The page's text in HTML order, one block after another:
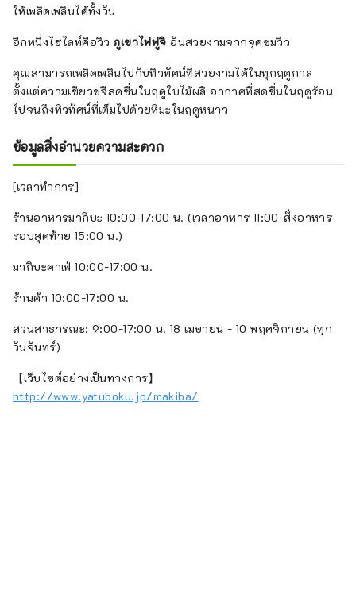
ให้เพลิดเพลินได้ทั้งวัน
อีกหนึ่งไฮไลท์คือวิวภูเขาไฟฟูจิ อันสวยงามจากจุดชมวิว
คุณสามารถเพลิดเพลินไปกับทิวทัศน์ที่สวยงามได้ในทุกฤดูกาล
ตั้งแต่ความเขียวขจีสดชื่นในฤดูใบไม้ผลิ อากาศที่สดชื่นในฤดูร้อน
ไปจนถึงทิวทัศน์ที่เต็มไปด้วยหิมะในฤดูหนาว
ข้อมูลสิ่งอำนวยความสะดวก
[เวลาทำการ]
ร้านอาหารมากิบะ 10:00-17:00 น. (เวลาอาหาร 11:00-สั่งอาหาร
รอบสุดท้าย 15:00 น.)
มากิบะคาเฟ่ 10:00-17:00 น.
ร้านค้า 10:00-17:00 น.
สวนสาธารณะ: 9:00-17:00 น. 18 เมษายน - 10 พฤศจิกายน (ทุก
วันจันทร์)
【เว็บไซต์อย่างเป็นทางการ】
http://www.yatuboku.jp/makiba/